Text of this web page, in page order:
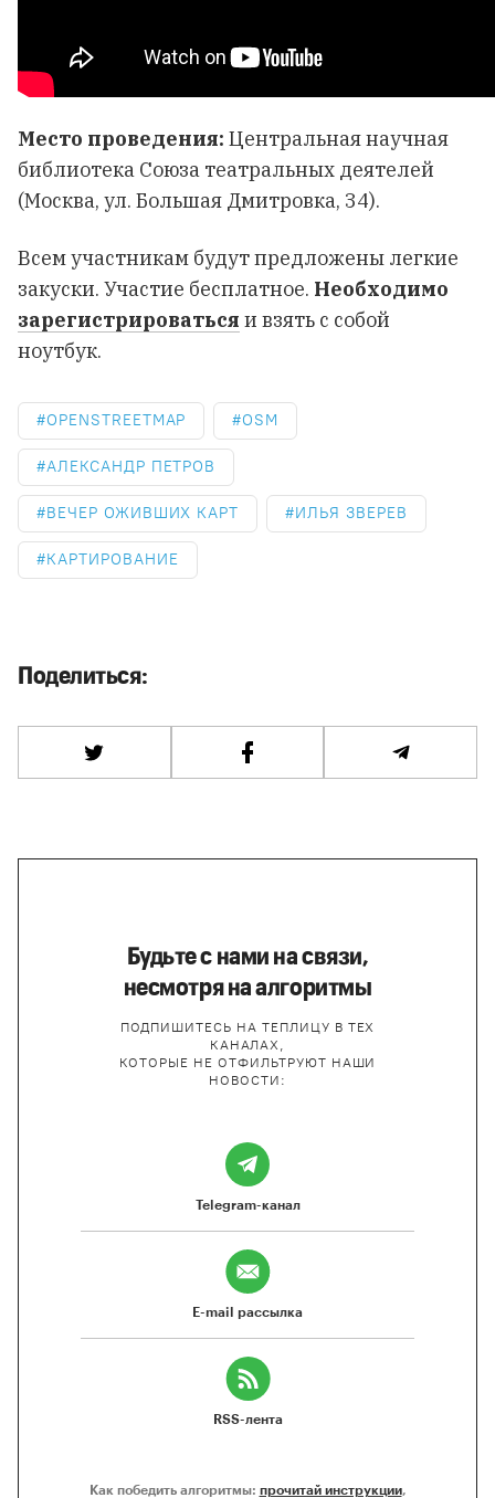
Место проведения: Центральная научная
библиотека Союза театральных деятелей
(Москва, ул. Большая Дмитровка, 34).
Всем участникам будут предложены легкие
закуски. Участие бесплатное. Необходимо
зарегистрироваться и взять с собой
ноутбук.
OPENSTREETMAP OSM
АЛЕКСАНДР ПЕТРОВ
ВЕЧЕР ОЖИВШИХ КАРТ ИЛЬЯ ЗВЕРЕВ
КАРТИРОВАНИЕ
Поделиться:
Будьте с нами на связи,
несмотря на алгоритмы
ПОДПИШИТЕСЬ НА ТЕПЛИЦУ В ТЕХ
КАНАЛАХ,
КОТОРЫЕ НЕ ОТФИЛЬТРУЮТ НАШИ
НОВОСТИ:
Telegram-канал
E-mail рассылка
RSS-лента
Как победить алгоритмы: прочитай инструкции,